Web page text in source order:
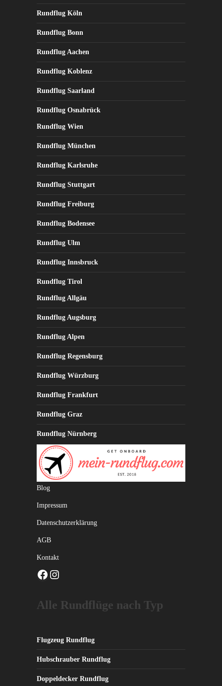
Rundflug Köln
Rundflug Bonn
Rundflug Aachen
Rundflug Koblenz
Rundflug Saarland
Rundflug Osnabrück
Rundflug Wien
Rundflug München
Rundflug Karlsruhe
Rundflug Stuttgart
Rundflug Freiburg
Rundflug Bodensee
Rundflug Ulm
Rundflug Innsbruck
Rundflug Tirol
Rundflug Allgäu
Rundflug Augsburg
Rundflug Alpen
Rundflug Regensburg
Rundflug Würzburg
Rundflug Frankfurt
Rundflug Graz
Rundflug Nürnberg
Blog
Impressum
Datenschutzerklärung
AGB
Kontakt
Facebook
Alle Rundflüge nach Typ
Flugzeug Rundflug
Hubschrauber Rundflug
Doppeldecker Rundflug